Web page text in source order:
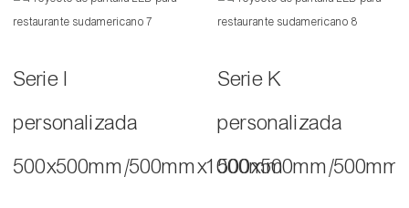
Serie I
personalizada
500x500mm/500mmx1000mm
Serie K
personalizada
500x500mm/